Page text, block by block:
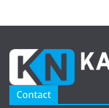
Contact